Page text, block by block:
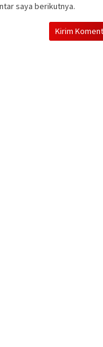
saya berikutnya.